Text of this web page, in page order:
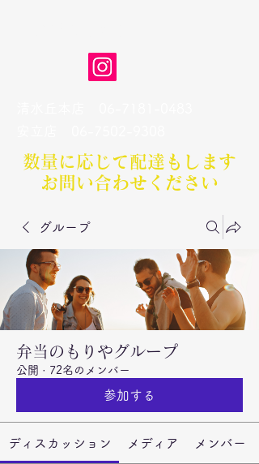
数量に応じて配達もします​
お問い合わせください
グループ
弁当のもりやグループ
公開 · 72名のメンバー
参加する
ディスカッション メディア メンバー